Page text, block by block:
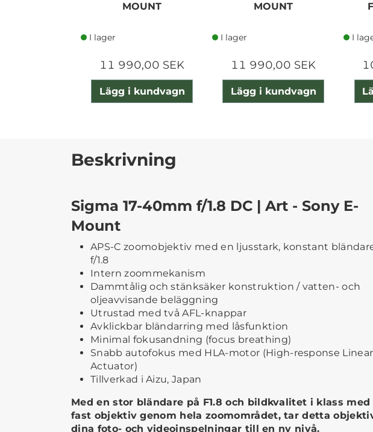
MOUNT
I lager
11 990,00 SEK
Lägg i kundvagn
MOUNT
I lager
11 990,00 SEK
Lägg i kundvagn
I
Beskrivning
Sigma 17-40mm f/1.8 DC | Art - Sony E-
Mount
APS-C zoomobjektiv med en ljusstark, konstant
f/1.8
Intern zoommekanism
Dammtålig och stänksäker konstruktion / vatten- och
oljeavvisande beläggning
Utrustad med två AFL-knappar
Avklickbar bländarring med låsfunktion
Minimal fokusandning (focus breathing)
Snabb autofokus med HLA-motor (High-response Linear
Actuator)
Tillverkad i Aizu, Japan
Med en stor bländare på F1.8 och bildkvalitet i klass
fast objektiv genom hela zoomområdet, tar detta
dina foto- och videoinspelningar till en ny nivå.